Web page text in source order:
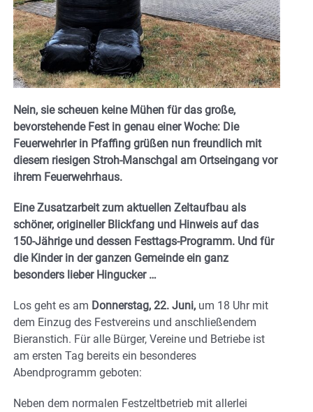
Nein, sie scheuen keine Mühen für das große,
bevorstehende Fest in genau einer Woche: Die
Feuerwehrler in Pfaffing grüßen nun freundlich mit
diesem riesigen Stroh-Manschgal am Ortseingang vor
ihrem Feuerwehrhaus.
Eine Zusatzarbeit zum aktuellen Zeltaufbau als
schöner, origineller Blickfang und Hinweis auf das
150-Jährige und dessen Festtags-Programm. Und für
die Kinder in der ganzen Gemeinde ein ganz
besonders lieber Hingucker …
Los geht es am Donnerstag, 22. Juni, um 18 Uhr mit
dem Einzug des Festvereins und anschließendem
Bieranstich. Für alle Bürger, Vereine und Betriebe ist
am ersten Tag bereits ein besonderes
Abendprogramm geboten:
Neben dem normalen Festzeltbetrieb mit allerlei